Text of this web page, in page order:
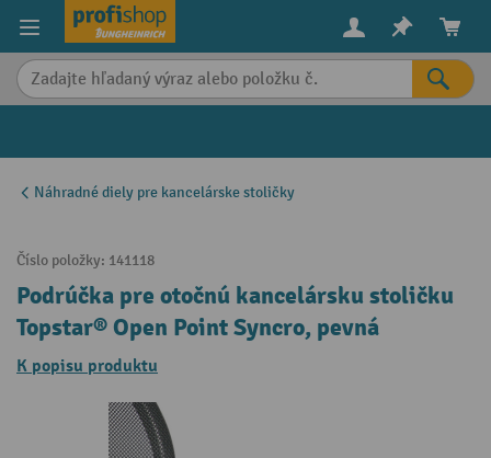
content
Náhradné diely pre kancelárske stoličky
Číslo položky: 141118
Podrúčka pre otočnú kancelársku stoličku
Topstar® Open Point Syncro, pevná
K popisu produktu